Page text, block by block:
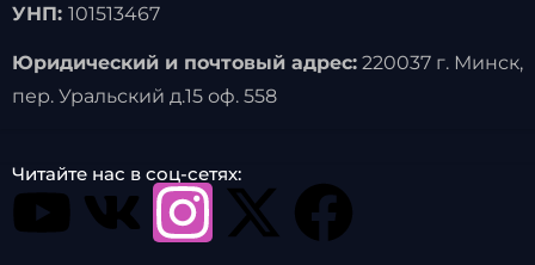
УНП: 101513467
Юридический и почтовый адрес:220037 г. Минск,
пер. Уральский д.15 оф. 558
Читайте нас в соц-сетях: